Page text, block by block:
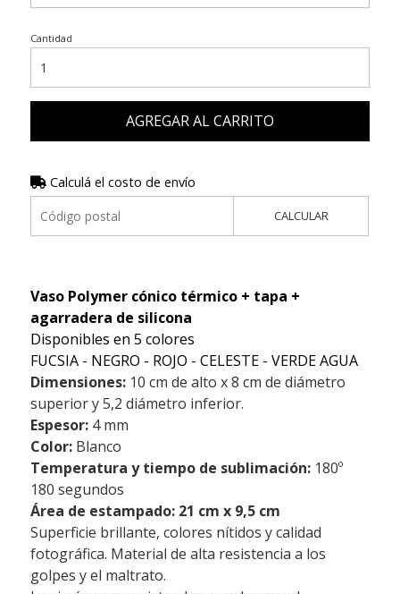
Cantidad
AGREGAR AL CARRITO
Calculá el costo de envío
CALCULAR
Vaso Polymer cónico térmico + tapa +
agarradera de silicona
Disponibles en 5 colores
FUCSIA - NEGRO - ROJO - CELESTE - VERDE AGUA
Dimensiones:10 cm de alto x 8 cm de diámetro
superior y 5,2 diámetro inferior.
Espesor:4 mm
Color:Blanco
Temperatura y tiempo de sublimación:180º
180 segundos
Área de estampado: 21 cm x 9,5 cm
Superficie brillante, colores nítidos y calidad
fotográfica. Material de alta resistencia a los
golpes y el maltrato.